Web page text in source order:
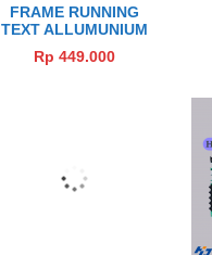
FRAME RUNNING
TEXT ALLUMUNIUM
DOUBLE SIDE/DUA
Rp 449.000